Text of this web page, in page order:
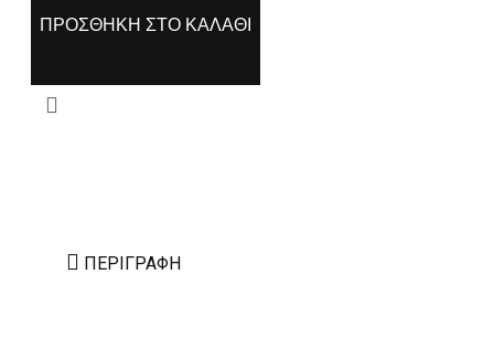
ΠΡΟΣΘΉΚΗ ΣΤΟ ΚΑΛΆΘΙ
ΠΕΡΙΓΡΑΦΉ